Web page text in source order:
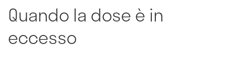
Quando la dose è in
eccesso